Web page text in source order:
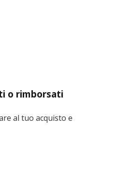
o rimborsati
al tuo acquisto e